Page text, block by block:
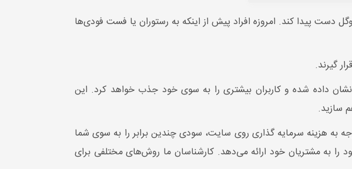
پیدا کند. امروزه افراد پیش از اینکه به رستوران یا فست فودی‌ها
گیرند.
داده شده و کاربران بیشتری را به سوی خود جذب خواهد کرد. این
سازید.
به هزینه سرمایه گذاری روی سایت، سودی چندین برابر را به سوی شما
را به مشتریان خود ارائه می‌دهد. کارشناسان ما روش‌های مختلفی برای